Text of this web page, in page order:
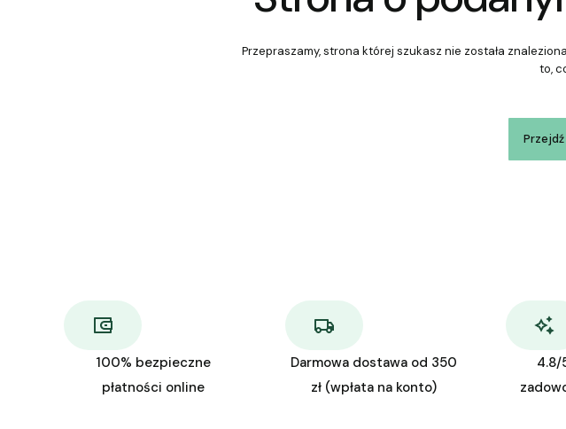
Przepraszamy, strona której szukasz nie została
to,
100% bezpieczne
płatności online
Darmowa dostawa od 350
zł (wpłata na konto)
4.8/